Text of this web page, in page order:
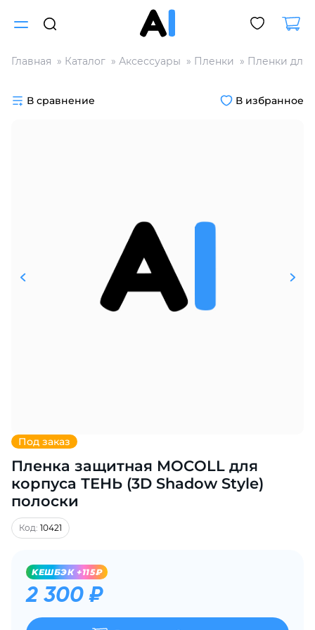
Главная Каталог Аксессуары Пленки Пленки для
Под заказ
Пленка защитная MOCOLL для
корпуса ТЕНЬ (3D Shadow Style)
полоски
Код: 10421
KЕШБЭК +115₽
2 300 ₽
В сравнение В избранное
Разбейте
25
Получайте товар
выбранный способом
Оставшиеся
по25%каждые 2 недели
Подробнее